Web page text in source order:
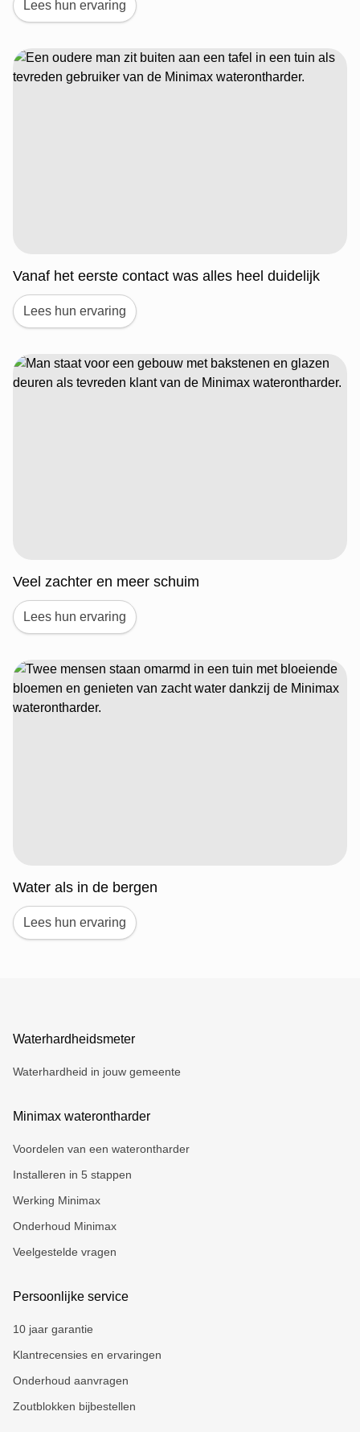
Lees hun ervaring
Vanaf het eerste contact was alles heel duidelijk
Lees hun ervaring
Veel zachter en meer schuim
Lees hun ervaring
Water als in de bergen
Lees hun ervaring
Waterhardheidsmeter
Waterhardheid in jouw gemeente
Minimax waterontharder
Voordelen van een waterontharder
Installeren in 5 stappen
Werking Minimax
Onderhoud Minimax
Veelgestelde vragen
Persoonlijke service
10 jaar garantie
Klantrecensies en ervaringen
Onderhoud aanvragen
Zoutblokken bijbestellen